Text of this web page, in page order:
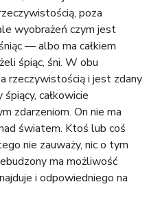
poza
wyobrażeń czym jest
— albo ma całkiem
śpiąc, śni. W obu
rzeczywistością i jest zdany
całkowicie
zdarzeniom. On nie ma
światem. Ktoś lub coś
nie zauważy, nic o tym
ma możliwość
i odpowiedniego na